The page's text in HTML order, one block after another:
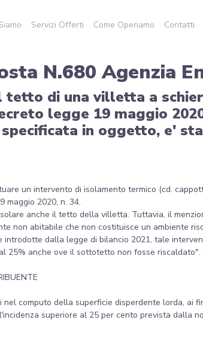
Servizi Offerti Come Operiamo Contatti
N.680 Agenzia
tetto di una villetta a
legge 19 maggio
in oggetto, e'
un intervento di isolamento termico (cd.
maggio 2020, n. 34.
anche il tetto della villetta. Tuttavia, il
non abitabile che non costituisce un ambiente
introdotte dalla legge di bilancio 2021, tale
25% anche ove il sottotetto non fosse riscaldato".
computo della superficie disperdente lorda, ai
superiore al 25 per cento prevista dalla